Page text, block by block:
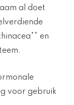
al doet
en
voor gebruik